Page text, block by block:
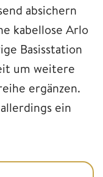
absichern
kabellose Arlo
Basisstation
um weitere
ergänzen.
ein